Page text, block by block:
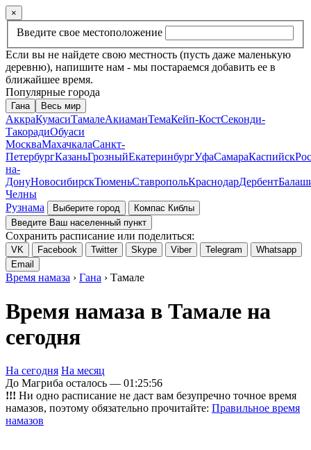
×
Введите свое местоположение
Если вы не найдете свою местность (пусть даже маленькую
деревню), напишите нам - мы постараемся добавить ее в
ближайшее время.
Популярные города
Гана Весь мир
АккраКумасиТамалеАкиаманТемаКейп-КостСеконди-
ТакорадиОбуаси
МоскваМахачкалаСанкт-
ПетербургКазаньГрозныйЕкатеринбургУфаСамараКаспийск
на-
ДонуНовосибирскТюменьСтавропольКраснодарДербент
Челны
Рузнама
Выберите город
Компас Киблы
Введите Ваш населенный пункт
Сохранить расписание или поделиться:
VK Facebook Twitter Skype Viber Telegram
Whatsapp
Email
Время намаза › Гана › Тамале
Время намаза в Тамале на
сегодня
На сегодня На месяц
До Магриба осталось — 01:25:56
!!! Ни одно расписание не даст вам безупречно точное время
намазов, поэтому обязательно прочитайте: Правильное время
намазов